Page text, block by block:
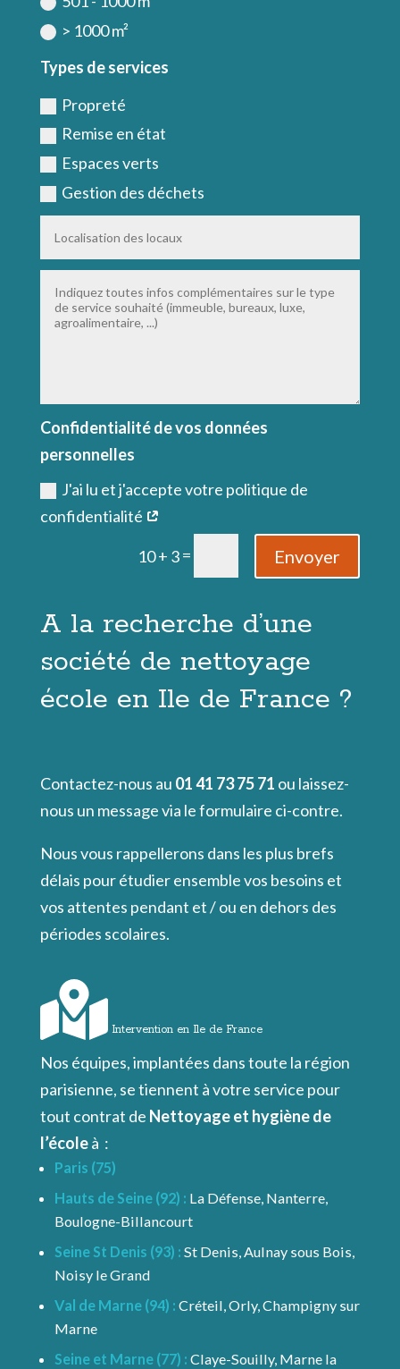
> 1000 m²
Types de services
Propreté
Remise en état
Espaces verts
Gestion des déchets
Confidentialité de vos données
personnelles
J'ai lu et j'accepte votre politique de
confidentialité
10 + 3= Envoyer
A la recherche d’une
société de nettoyage
école en Ile de France ?
Contactez-nous au 01 41 73 75 71 ou laissez-
nous un message via le formulaire ci-contre.
Nous vous rappellerons dans les plus brefs
délais pour étudier ensemble vos besoins et
vos attentes pendant et / ou en dehors des
périodes scolaires.
Intervention en Ile de France
Nos équipes, implantées dans toute la région
parisienne, se tiennent à votre service pour
tout contrat de Nettoyage et hygiène de
l’écoleà :
Paris (75)
Hauts de Seine (92) : La Défense, Nanterre,
Boulogne-Billancourt
Seine St Denis (93) : St Denis, Aulnay sous Bois,
Noisy le Grand
Val de Marne (94) : Créteil, Orly, Champigny sur
Marne
Seine et Marne (77) : Claye-Souilly, Marne la